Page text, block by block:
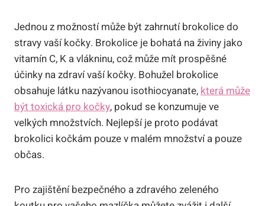
Jednou z možností může být zahrnutí brokolice do
stravy vaší kočky. Brokolice je bohatá na živiny jako
vitamín C, K a vlákninu, což může mít prospěšné
účinky na zdraví vaší kočky. Bohužel brokolice
obsahuje látku nazývanou isothiocyanate, která může
být toxická pro kočky, pokud se konzumuje ve
velkých množstvích. Nejlepší je proto podávat
brokolici kočkám pouze v malém množství a pouze
občas.
Pro zajištění bezpečného a zdravého zeleného